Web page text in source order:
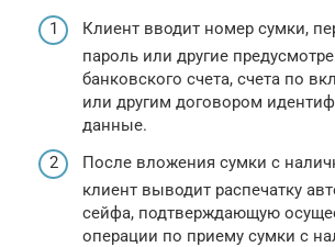
Клиент вводит номер сумки,
пароль или другие
банковского счета, счета по
или другим договором
данные.
После вложения сумки с
клиент выводит распечатку
сейфа, подтверждающую
операции по приему сумки с